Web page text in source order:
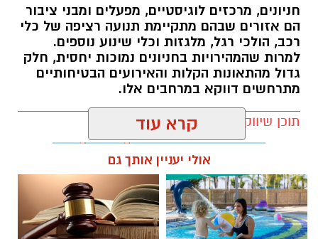
חניונים, מרכזים לוגיסטיים, מפעלים ומבני ציבור
הם אזורים שבהם מתקיימת תנועה רציפה של כלי
רכב, הולכי רגל, מלגזות וכלי שינוע נוספים.
למרות שהמהירויות בחניונים נמוכות יחסית, חלק
גדול מהתאונות הקלות והאירועים הבטיחותיים
מתרחשים דווקא במרחבים אלו.
תוכן שיווקי / 10:38 09.08.26
תגים:בשיתוף שרפים
קרא עוד
אולי יעניין אותך גם